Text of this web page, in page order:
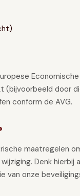
(bijvoorbeeld door
conform de AVG.
maatregelen
Denk
van onze